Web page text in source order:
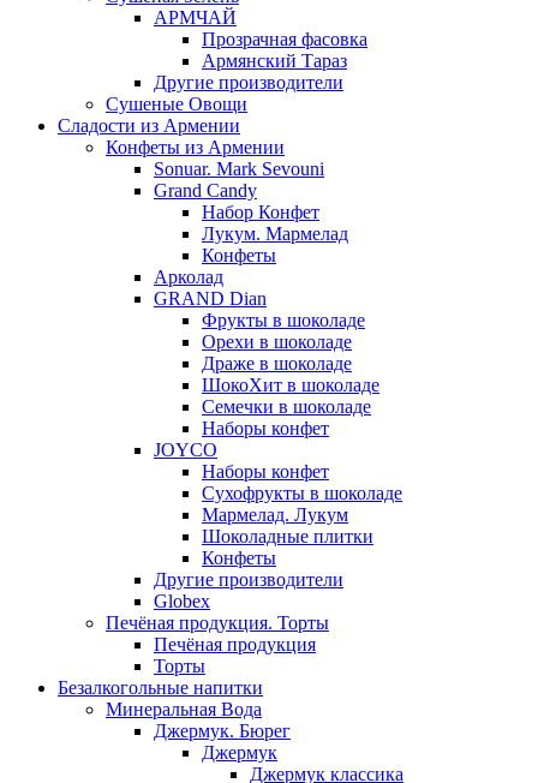
АРМЧАЙ
Прозрачная фасовка
Армянский Тараз
Другие производители
Сушеные Овощи
Сладости из Армении
Конфеты из Армении
Sonuar. Mark Sevouni
Grand Candy
Набор Конфет
Лукум. Мармелад
Конфеты
Арколад
GRAND Dian
Фрукты в шоколаде
Орехи в шоколаде
Драже в шоколаде
ШокоХит в шоколаде
Семечки в шоколаде
Наборы конфет
JOYCO
Наборы конфет
Сухофрукты в шоколаде
Мармелад. Лукум
Шоколадные плитки
Конфеты
Другие производители
Globex
Печёная продукция. Торты
Печёная продукция
Торты
Безалкогольные напитки
Минеральная Вода
Джермук. Бюрег
Джермук
Джермук классика